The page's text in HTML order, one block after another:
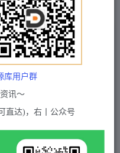
茶，八九月份的红利
梦
库用户群
讯～
直达)，右丨公众号